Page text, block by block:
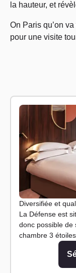
la hauteur, et
On Paris qu’on
pour une visite
Diversifiée et
La Défense est
donc possible de
chambre 3